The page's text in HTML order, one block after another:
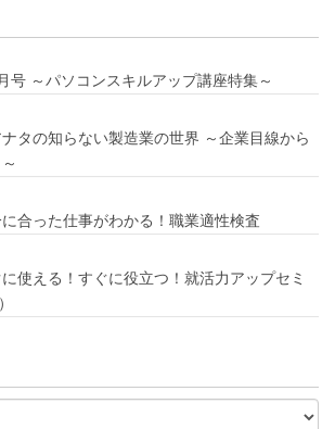
号 ～パソコンスキルアップ講座特集～
ナタの知らない製造業の世界 ～企業目線から
に合った仕事がわかる！職業適性検査
に使える！すぐに役立つ！就活力アップセミ